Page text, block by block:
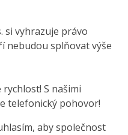
si vyhrazuje právo
nebudou splňovat výše
S našimi
telefonický pohovor!
aby společnost